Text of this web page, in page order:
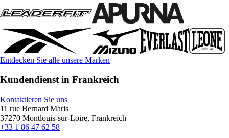
Entdecken Sie alle unsere Marken
Kundendienst in Frankreich
Kontaktieren Sie uns
11 rue Bernard Maris
37270 Montlouis-sur-Loire, Frankreich
+33 1 86 47 62 58